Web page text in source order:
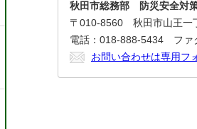
秋田市総務部 防災安全対
〒010-8560 秋田市山王
電話：018-888-5434 ファ
お問い合わせは専用フ